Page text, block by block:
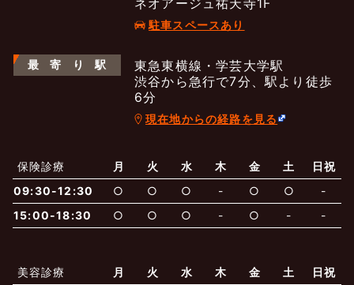
当院からのお知らせ
最新医療トピックス
はじめての方へ
医師の紹介
保険での診療
よくあるご質問
一般診療 美容診療
駐車スペースあり
最 寄 り 駅
東急東横線・学芸大学駅
渋谷から急行で7分、駅より徒歩
6分
現在地からの経路を見る
保険診療 月 火 水 木 金 土
日祝
09:30-12:30
○ ○ ○ - ○ ○
-
15:00-18:30
○ ○ ○ - ○ - -
美容診療 月 火 水 木 金 土 日祝